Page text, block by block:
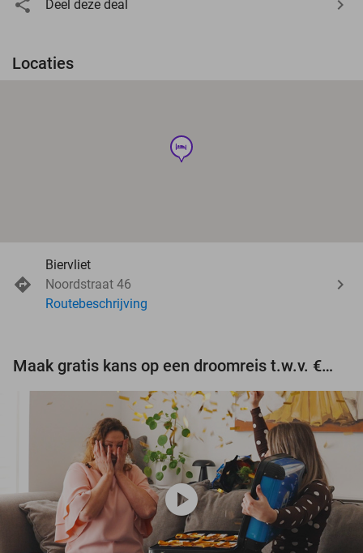
Deel deze deal
Locaties
hotel
Biervliet
Noordstraat 46
Routebeschrijving
Maak gratis kans op een droomreis t.w.v. €3.000!
play_circle